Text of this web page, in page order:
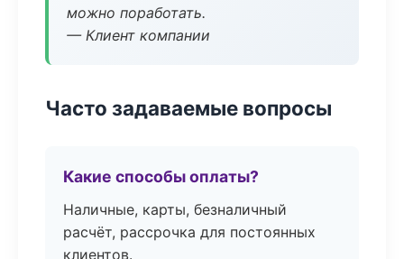
можно поработать.
— Клиент компании
Часто задаваемые вопросы
Какие способы оплаты?
Наличные, карты, безналичный
расчёт, рассрочка для постоянных
клиентов.